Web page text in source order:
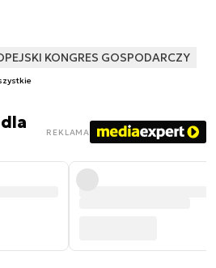
KONGRES GOSPODARCZY
REKLAMA